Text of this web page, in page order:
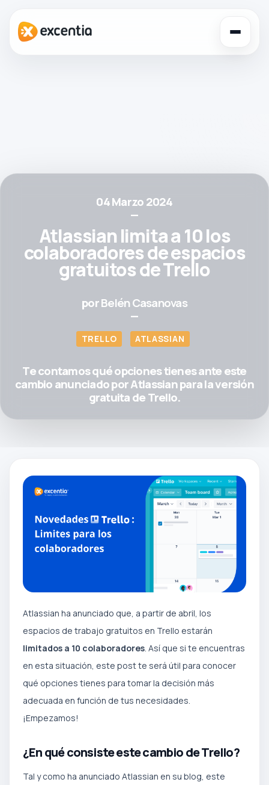
04 Marzo 2024
—
Atlassian limita a 10 los
colaboradores de espacios
gratuitos de Trello
porBelén Casanovas
—
TRELLO ATLASSIAN
Te contamos qué opciones tienes ante este
cambio anunciado por Atlassian para la versión
gratuita de Trello.
Atlassian ha anunciado que, a partir de abril, los
espacios de trabajo gratuitos en Trello estarán
limitados a 10 colaboradores. Así que si te encuentras
en esta situación, este post te será útil para conocer
qué opciones tienes para tomar la decisión más
adecuada en función de tus necesidades.
¡Empezamos!
¿En qué consiste este cambio de Trello?
Tal y como ha anunciado Atlassian en su blog, este